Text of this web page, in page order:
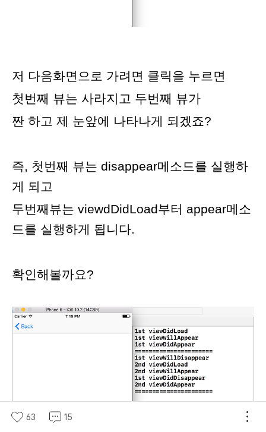
저 다음화면으로 가려면 클릭을 누르면
첫번째 뷰는 사라지고 두번째 뷰가
짠 하고 제 눈앞에 나타나게 되겠죠?
즉, 첫번째 뷰는 disappear메소드를 실행하
게 되고
두번째뷰는 viewdDidLoad부터 appear메소
드를 실행하게 됩니다.
확인해볼까요?
63 15